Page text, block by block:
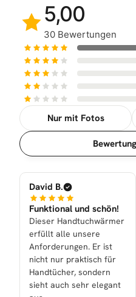
5,00
30 Bewertungen
Nur mit Fotos
Sortierung
David B.
Funktional und schön!
Dieser Handtuchwärmer
erfüllt alle unsere
Anforderungen. Er ist
nicht nur praktisch für
Handtücher, sondern
sieht auch sehr elegant